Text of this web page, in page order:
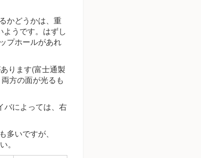
かどうかは、重
うです。はずし
プホールがあれ
ります(富士通製
方の面が光るも
バによっては、右
いですが、
。